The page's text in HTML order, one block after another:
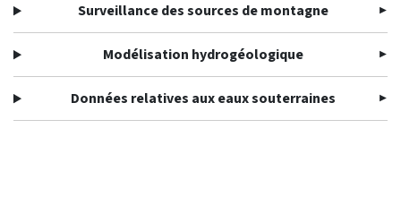
Surveillance des sources de montagne
Modélisation hydrogéologique
Données relatives aux eaux souterraines